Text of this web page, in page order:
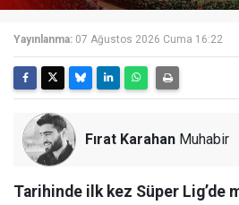
Yayınlanma: 07 Ağustos 2026 Cuma 16:22
Fırat Karahan Muhabir
Tarihinde ilk kez Süper Lig’de